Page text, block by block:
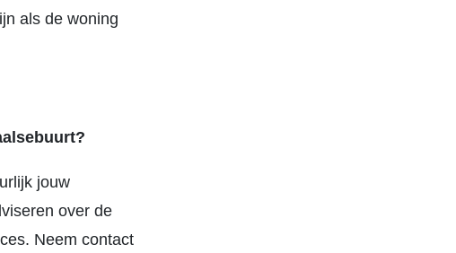
als de woning
jouw
over de
Neem contact